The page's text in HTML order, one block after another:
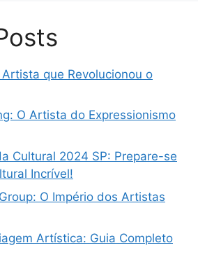
que Revolucionou o
O Artista do Expressionismo
Cultural 2024 SP: Prepare-se
Incrível!
O Império dos Artistas
Artística: Guia Completo